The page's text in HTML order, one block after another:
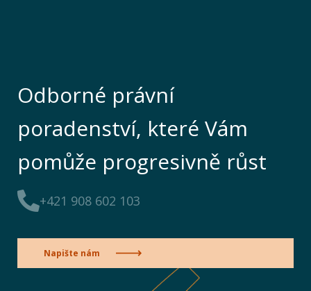
Odborné právní
poradenství, které Vám
pomůže progresivně růst
+421 908 602 103
Napište nám